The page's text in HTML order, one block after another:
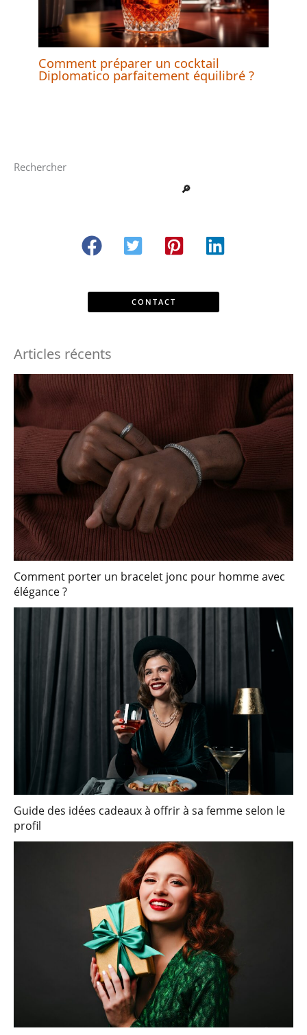
Comment préparer un cocktail
Diplomatico parfaitement équilibré ?
Rechercher
🔎
CONTACT
Articles récents
Comment porter un bracelet jonc pour homme avec
élégance ?
Guide des idées cadeaux à offrir à sa femme selon le
profil